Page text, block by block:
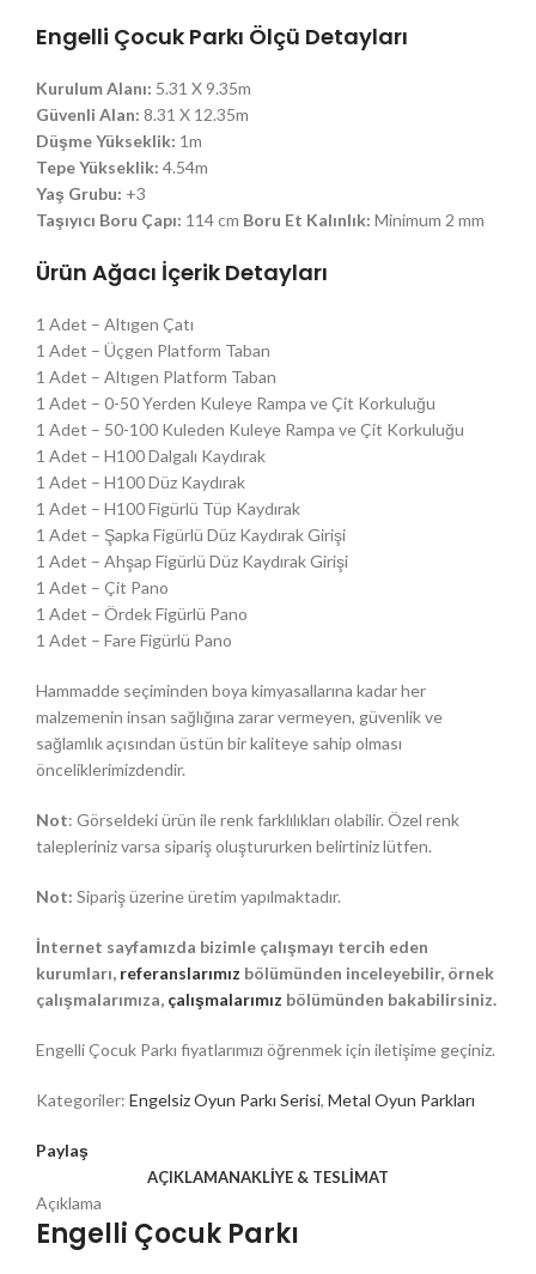
Engelli Çocuk Parkı Ölçü Detayları
Kurulum Alanı: 5.31 X 9.35m
Güvenli Alan: 8.31 X 12.35m
Düşme Yükseklik: 1m
Tepe Yükseklik: 4.54m
Yaş Grubu: +3
Taşıyıcı Boru Çapı: 114 cm Boru Et Kalınlık: Minimum 2 mm
Ürün Ağacı İçerik Detayları
1 Adet – Altıgen Çatı
1 Adet – Üçgen Platform Taban
1 Adet – Altıgen Platform Taban
1 Adet – 0-50 Yerden Kuleye Rampa ve Çit Korkuluğu
1 Adet – 50-100 Kuleden Kuleye Rampa ve Çit Korkuluğu
1 Adet – H100 Dalgalı Kaydırak
1 Adet – H100 Düz Kaydırak
1 Adet – H100 Figürlü Tüp Kaydırak
1 Adet – Şapka Figürlü Düz Kaydırak Girişi
1 Adet – Ahşap Figürlü Düz Kaydırak Girişi
1 Adet – Çit Pano
1 Adet – Ördek Figürlü Pano
1 Adet – Fare Figürlü Pano
Hammadde seçiminden boya kimyasallarına kadar her
malzemenin insan sağlığına zarar vermeyen, güvenlik ve
sağlamlık açısından üstün bir kaliteye sahip olması
önceliklerimizdendir.
Not: Görseldeki ürün ile renk farklılıkları olabilir. Özel renk
talepleriniz varsa sipariş oluştururken belirtiniz lütfen.
Not: Sipariş üzerine üretim yapılmaktadır.
İnternet sayfamızda bizimle çalışmayı tercih eden
kurumları, referanslarımız bölümünden inceleyebilir, örnek
çalışmalarımıza, çalışmalarımız bölümünden bakabilirsiniz.
Engelli Çocuk Parkı fiyatlarımızı öğrenmek için iletişime geçiniz.
Kategoriler: Engelsiz Oyun Parkı Serisi, Metal Oyun Parkları
Paylaş
AÇIKLAMANAKLIYE & TESLIMAT
Açıklama
Engelli Çocuk Parkı